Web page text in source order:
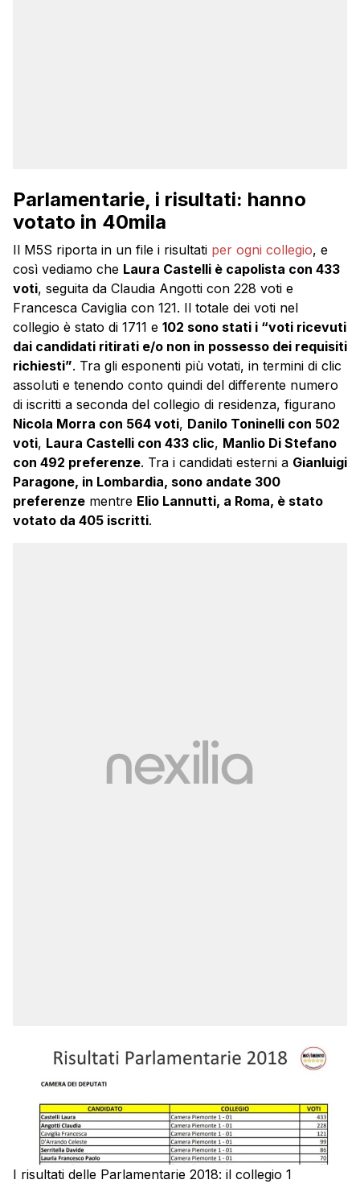
Parlamentarie, i risultati: hanno
votato in 40mila
Il M5S riporta in un file i risultati per ogni collegio, e
così vediamo che Laura Castelli è capolista con 433
voti, seguita da Claudia Angotti con 228 voti e
Francesca Caviglia con 121. Il totale dei voti nel
collegio è stato di 1711 e 102 sono stati i “voti ricevuti
dai candidati ritirati e/o non in possesso dei requisiti
richiesti”. Tra gli esponenti più votati, in termini di clic
assoluti e tenendo conto quindi del differente numero
di iscritti a seconda del collegio di residenza, figurano
Nicola Morra con 564 voti, Danilo Toninelli con 502
voti, Laura Castelli con 433 clic, Manlio Di Stefano
con 492 preferenze. Tra i candidati esterni a Gianluigi
Paragone, in Lombardia, sono andate 300
preferenze mentre Elio Lannutti, a Roma, è stato
votato da 405 iscritti.
I risultati delle Parlamentarie 2018: il collegio 1